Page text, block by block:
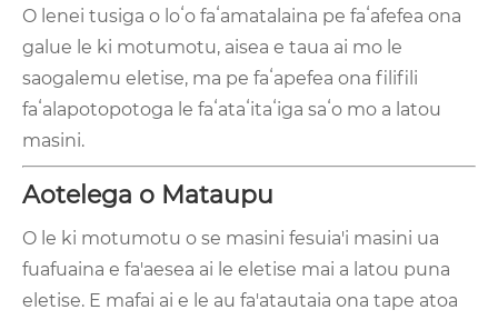
O lenei tusiga o loʻo faʻamatalaina pe faʻafefea ona
galue le ki motumotu, aisea e taua ai mo le
saogalemu eletise, ma pe faʻapefea ona filifili
faʻalapotopotoga le faʻataʻitaʻiga saʻo mo a latou
masini.
Aotelega o Mataupu
O le ki motumotu o se masini fesuia'i masini ua
fuafuaina e fa'aesea ai le eletise mai a latou puna
eletise. E mafai ai e le au fa'atautaia ona tape atoa